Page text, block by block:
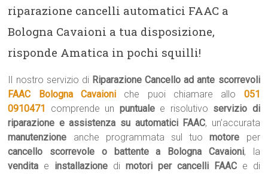
riparazione cancelli automatici FAAC a
Bologna Cavaioni a tua disposizione,
risponde Amatica in pochi squilli!
Il nostro servizio di Riparazione Cancello ad ante scorrevoli
FAAC Bologna Cavaioni
che puoi chiamare allo 051
0910471
comprende un puntualee risolutivo servizio di
riparazione e assistenza su automatici FAAC, un’accurata
manutenzione anche programmata sul tuomotore per
cancello scorrevole o battente a Bologna Cavaioni, la
vendita e installazione dimotori per cancelli FAACe di